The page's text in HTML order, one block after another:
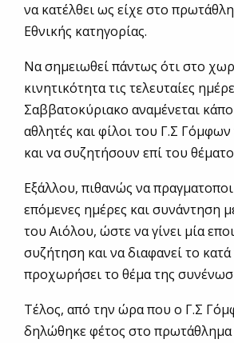
να κατέλθει ως είχε στο
Εθνικής κατηγορίας.
Να σημειωθεί πάντως ότι στο
κινητικότητα τις τελευταίες
Σαββατοκύριακο αναμένεται
αθλητές και φίλοι του Γ.Σ
και να συζητήσουν επί του
Εξάλλου, πιθανώς να
επόμενες ημέρες και συνάντηση
του Αιόλου, ώστε να γίνει μία
συζήτηση και να διαφανεί το
προχωρήσει το θέμα της
Τέλος, από την ώρα που ο Γ.Σ
δηλώθηκε φέτος στο πρωτάθλημα